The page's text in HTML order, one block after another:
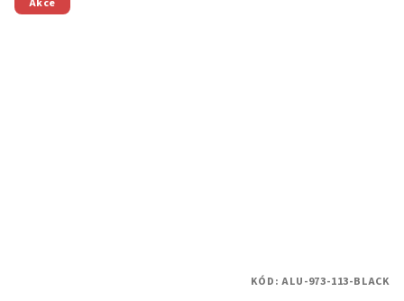
Akce
KÓD:ALU-973-113-BLACK